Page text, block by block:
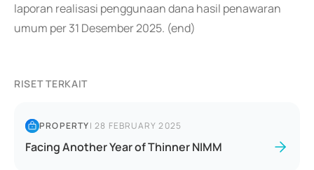
laporan realisasi penggunaan dana hasil penawaran
umum per 31 Desember 2025. (end)
RISET TERKAIT
PROPERTY|28 FEBRUARY 2025
Facing Another Year of Thinner NIMM